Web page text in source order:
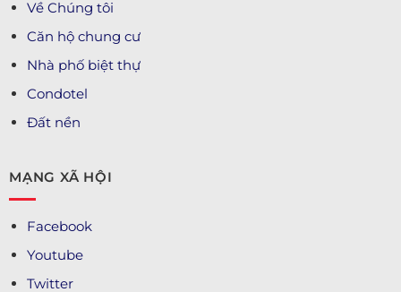
Về Chúng tôi
Căn hộ chung cư
Nhà phố biệt thự
Condotel
Đất nền
MẠNG XÃ HỘI
Facebook
Youtube
Twitter